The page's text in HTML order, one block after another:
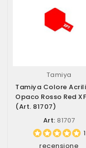
Tamiya
Tamiya Colore
Opaco Rosso Red
(art. 81707)
Art: 81707
1
recensione